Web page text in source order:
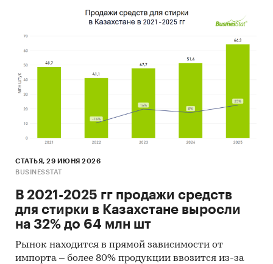
документов и (2) Квантитативный
(количественный) анализ с применением
пакетов программ, к которым имеет доступ
Контент-анализ выполняется в рамках
проведения Desk Research (кабинетное
исследование). В общем виде целью
кабинетного исследования является
проанализировать ситуацию на рынке
получить (рассчитать) показатели,
время и в будущем.
Источники получения информации
Базы данных Федеральной Таможенной
службы РФ, ФСГС РФ (Росстат).
СТАТЬЯ, 29 ИЮНЯ 2026
BUSINESSTAT
В 2021-2025 гг продажи средств
для стирки в Казахстане выросли
на 32% до 64 млн шт
Рынок находится в прямой зависимости от
импорта – более 80% продукции ввозится из-за